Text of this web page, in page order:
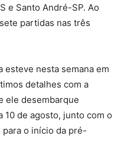
e Santo André-SP. Ao
partidas nas três
esteve nesta semana em
detalhes com a
ele desembarque
10 de agosto, junto com o
o início da pré-